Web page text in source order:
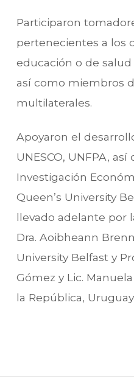
Participaron
pertenecientes a los
educación o de
así como miembros
multilaterales.
Apoyaron el
UNESCO, UNFPA,
Investigación
Queen’s University
llevado adelante por
Dra. Aoibheann
University Belfast y
Gómez y Lic.
la República, Uruguay.